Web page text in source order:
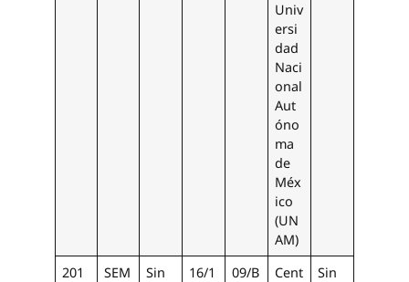
Univ
ersi
dad
Naci
onal
Aut
óno
ma
de
Méx
ico
(UN
AM)
201
SEM
Sin
16/1
09/B
Cent
Sin